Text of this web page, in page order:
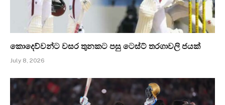
කොදෙව්වන්ට වසර තුනකට පසු ටෙස්ට් තරගාවලි ජයක්
July 8, 2026